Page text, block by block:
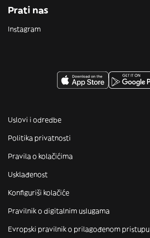
Prati nas
Instagram
Uslovi i odredbe
Politika privatnosti
Pravila o kolačićima
Usklađenost
Konfiguriši kolačiće
Pravilnik o digitalnim uslugama
Evropski pravilnik o prilagođenom pristupu